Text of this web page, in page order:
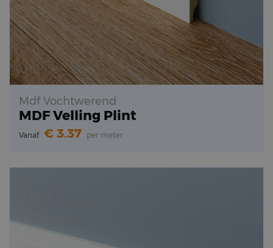
Mdf Vochtwerend
MDF Velling Plint
Vanaf 3.37 per meter